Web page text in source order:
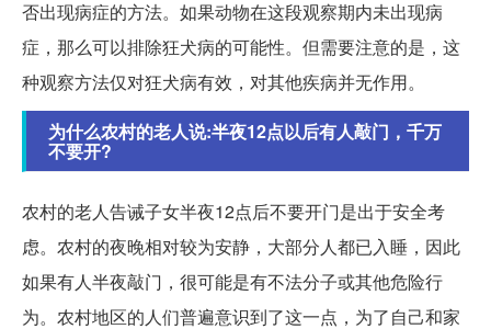
否出现病症的方法。如果动物在这段观察期内未出现病
症，那么可以排除狂犬病的可能性。但需要注意的是，这
种观察方法仅对狂犬病有效，对其他疾病并无作用。
为什么农村的老人说:半夜12点以后有人敲门，千万
不要开?
农村的老人告诫子女半夜12点后不要开门是出于安全考
虑。农村的夜晚相对较为安静，大部分人都已入睡，因此
如果有人半夜敲门，很可能是有不法分子或其他危险行
为。农村地区的人们普遍意识到了这一点，为了自己和家